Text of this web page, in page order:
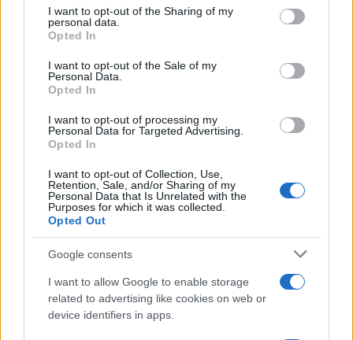
not limited to your visit or usage behaviour. You may click to
grant or deny consent to Google and its third-party tags to
use your data for below specified purposes in below Google
consent section.
I want to opt-out of the Sharing of my
personal data.
Opted In
I want to opt-out of the Sale of my
Personal Data.
Opted In
I want to opt-out of processing my
Personal Data for Targeted Advertising.
Opted In
I want to opt-out of Collection, Use,
Retention, Sale, and/or Sharing of my
Personal Data that Is Unrelated with the
Purposes for which it was collected.
Opted Out
Google consents
I want to allow Google to enable storage
related to advertising like cookies on web or
device identifiers in apps.
NEWS
Semaine contrastée pour les devises et les cryptos : le yen et le
bitcoin résistent